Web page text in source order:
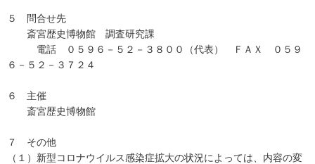
５ 問合せ先
斎宮歴史博物館 調査研究課
電話 ０５９６－５２－３８００（代表） ＦＡＸ ０５９
６－５２－３７２４
６ 主催
斎宮歴史博物館
７ その他
（１）新型コロナウイルス感染症拡大の状況によっては、内容の変